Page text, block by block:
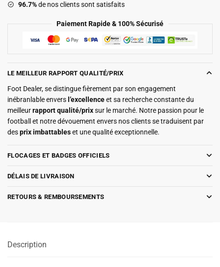
96.7%de nos clients sont satisfaits
Paiement Rapide & 100% Sécurisé
LE MEILLEUR RAPPORT QUALITÉ/PRIX
Foot Dealer, se distingue fièrement par son engagement
inébranlable envers l’excellenceet sa recherche constante du
meilleurrapport qualité/prixsur le marché. Notre passion pour le
football et notre dévouement envers nos clients se traduisent par
desprix imbattableset une qualité exceptionnelle.
FLOCAGES ET BADGES OFFICIELS
DÉLAIS DE LIVRAISON
RETOURS & REMBOURSEMENTS
Description